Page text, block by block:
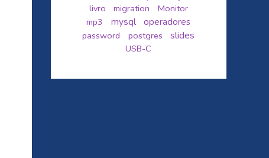
livro
migration
Monitor
mp3
mysql
operadores
password
postgres slides
USB-C